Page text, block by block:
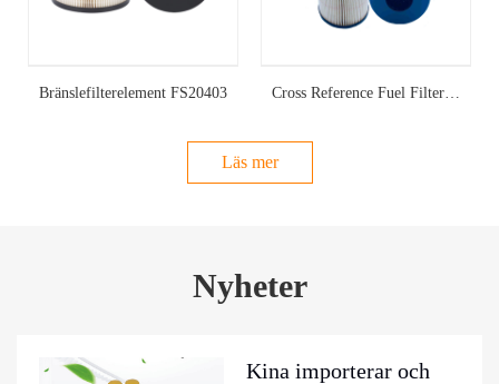
Bränslefilterelement FS20403
Läs mer
Nyheter
Kina importerar och